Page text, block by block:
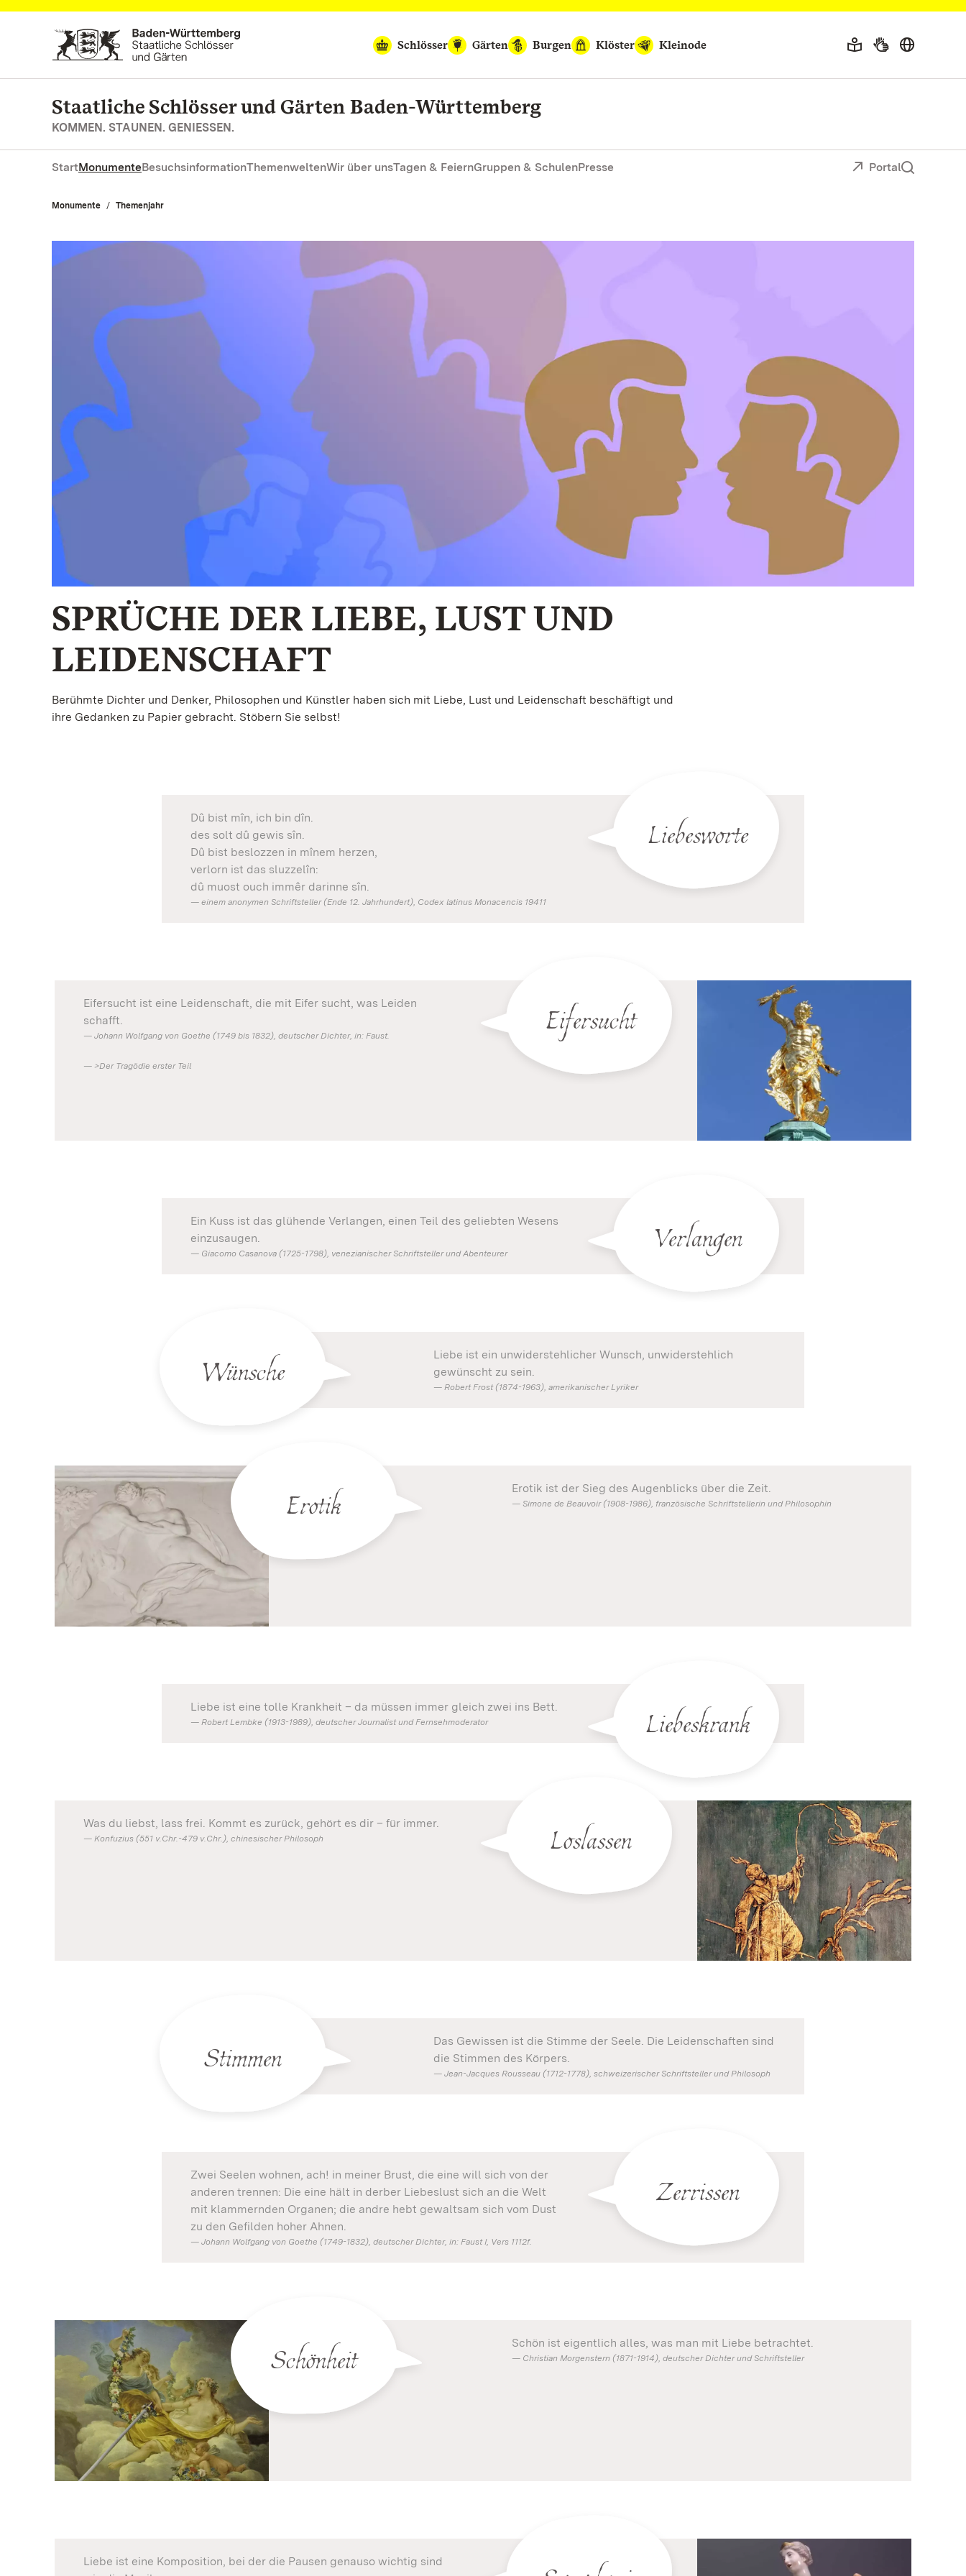
Zum Hauptinhalt springen
Schlösser
Gärten Burgen Klöster Kleinode
Staatliche Schlösser und Gärten Baden-Württemberg
KOMMEN. STAUNEN. GENIESSEN.
StartMonumenteBesuchsinformationThemenweltenWir über unsTagen & FeiernGruppen & SchulenPresse Portal
Monumente Themenjahr
SPRÜCHE DER LIEBE, LUST UND
LEIDENSCHAFT
Berühmte Dichter und Denker, Philosophen und Künstler haben sich mit Liebe, Lust und Leidenschaft beschäftigt und
ihre Gedanken zu Papier gebracht. Stöbern Sie selbst!
Liebesworte
Dû bist mîn, ich bin dîn.
des solt dû gewis sîn.
Dû bist beslozzen in mînem herzen,
verlorn ist das sluzzelîn:
dû muost ouch immêr darinne sîn.
einem anonymen Schriftsteller (Ende 12. Jahrhundert), Codex latinus Monacencis 19411
Eifersucht
Eifersucht ist eine Leidenschaft, die mit Eifer sucht, was Leiden
schafft.
Johann Wolfgang von Goethe (1749 bis 1832), deutscher Dichter, in: Faust.
>Der Tragödie erster Teil
Verlangen
Ein Kuss ist das glühende Verlangen, einen Teil des geliebten Wesens
einzusaugen.
Giacomo Casanova (1725-1798), venezianischer Schriftsteller und Abenteurer
Wünsche
Liebe ist ein unwiderstehlicher Wunsch, unwiderstehlich
gewünscht zu sein.
Robert Frost (1874-1963), amerikanischer Lyriker
Erotik Erotik ist der Sieg des Augenblicks über die Zeit.
Simone de Beauvoir (1908-1986), französische Schriftstellerin und Philosophin
Liebeskrank
Liebe ist eine tolle Krankheit – da müssen immer gleich zwei ins Bett.
Robert Lembke (1913-1989), deutscher Journalist und Fernsehmoderator
Loslassen
Was du liebst, lass frei. Kommt es zurück, gehört es dir – für immer.
Konfuzius (551 v.Chr.-479 v.Chr.), chinesischer Philosoph
Stimmen
Das Gewissen ist die Stimme der Seele. Die Leidenschaften sind
die Stimmen des Körpers.
Jean-Jacques Rousseau (1712-1778), schweizerischer Schriftsteller und Philosoph
Zerrissen
Zwei Seelen wohnen, ach! in meiner Brust, die eine will sich von der
anderen trennen: Die eine hält in derber Liebeslust sich an die Welt
mit klammernden Organen; die andre hebt gewaltsam sich vom Dust
zu den Gefilden hoher Ahnen.
Johann Wolfgang von Goethe (1749-1832), deutscher Dichter, in: Faust I, Vers 1112f.
Schönheit Schön ist eigentlich alles, was man mit Liebe betrachtet.
Christian Morgenstern (1871-1914), deutscher Dichter und Schriftsteller
Liebe ist eine Komposition, bei der die Pausen genauso wichtig sind